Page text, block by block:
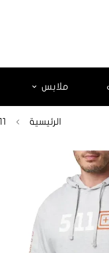
ملابس
الرئيسية